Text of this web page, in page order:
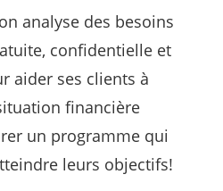
analyse des besoins
confidentielle et
aider ses clients à
financière
un programme qui
leurs objectifs!